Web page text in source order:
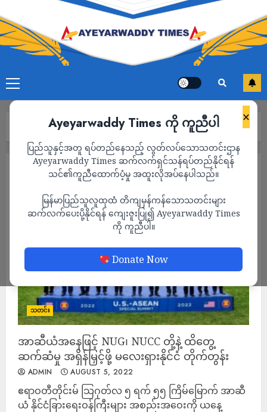
×
Ayeyarwaddy Times ကို ကူညီပါ
ပြည်သူနှင့်အတူ ရပ်တည်နေသည့် လွတ်လပ်သောသတင်းဌာန
Ayeyarwaddy Times ဆက်လက်ရှင်သန်ရပ်တည်နိုင်ရန်
သင်၏ကူညီထောက်ပံ့မှု အထူးလိုအပ်နေပါသည်။
မြန်မာပြည်သူလူထုထံ တိကျမှန်ကန်သောသတင်းများ
ဆက်လက်ပေးပို့နိုင်ရန် ကျေးဇူးပြု၍ Ayeyarwaddy Times
ကို ကူညီပါ။
Donate Now
သတင်း Page 1,636
သတင်း
သတင်း
အာဆီယံအနေဖြင့် NUG၊ NUCC တို့နဲ့ ထိတွေ့
ဆက်ဆံမှု အရှိန်မြှင့်ဖို့ မလေးရှားနိုင်ငံ တိုက်တွန်း
ADMIN AUGUST 5, 2022
ဧရာဝတီတိုင်းမ် သြဂုတ်လ ၅ ရက် ၅၅ ကြိမ်မြောက် အာဆီ
ယံ နိုင်ငံခြားရေးဝန်ကြီးများ အစည်းအဝေးကို ယနေ့